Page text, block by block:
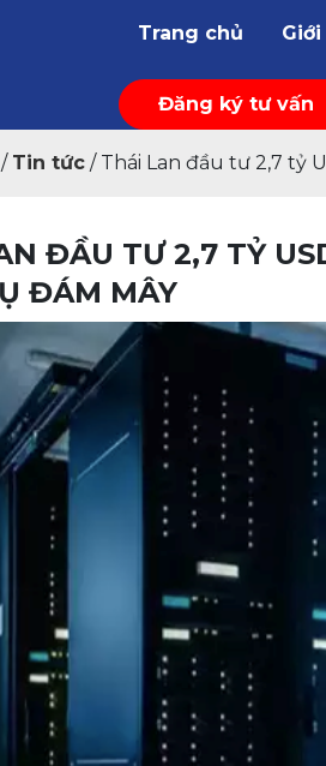
Trang chủ
Đăng ký tư vấn
/ Tin tức / Thái Lan đầu tư 2,7 tỷ
ĐẦU TƯ 2,7 TỶ
ĐÁM MÂY